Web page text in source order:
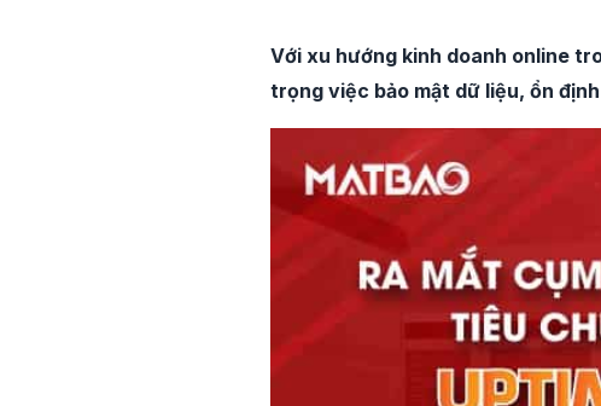
Với xu hướng kinh doanh online
trọng việc bảo mật dữ liệu, ổn